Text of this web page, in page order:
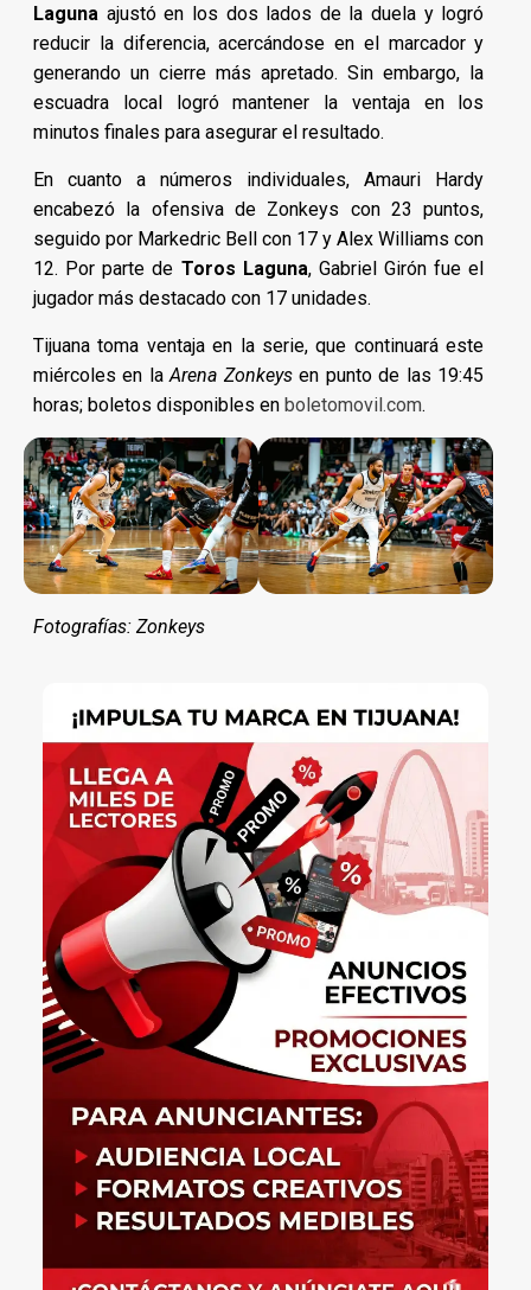
Laguna ajustó en los dos lados de la duela y logró
reducir la diferencia, acercándose en el marcador y
generando un cierre más apretado. Sin embargo, la
escuadra local logró mantener la ventaja en los
minutos finales para asegurar el resultado.
En cuanto a números individuales, Amauri Hardy
encabezó la ofensiva de Zonkeys con 23 puntos,
seguido por Markedric Bell con 17 y Alex Williams con
12. Por parte de Toros Laguna, Gabriel Girón fue el
jugador más destacado con 17 unidades.
Tijuana toma ventaja en la serie, que continuará este
miércoles en laArena Zonkeysen punto de las 19:45
horas; boletos disponibles en boletomovil.com.
Fotografías: Zonkeys